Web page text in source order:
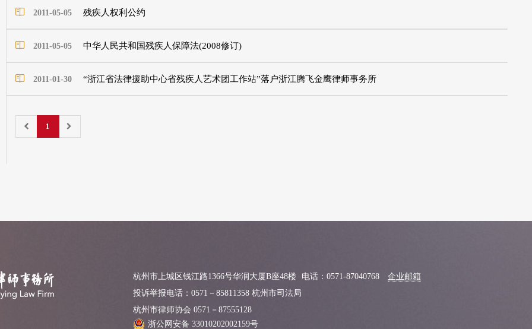
2011-05-05 残疾人权利公约
2011-05-05 中华人民共和国残疾人保障法(2008修订)
2011-01-30 “浙江省法律援助中心省残疾人艺术团工作站”落户浙江腾飞金鹰律师事务所
1
杭州市上城区钱江路1366号华润大厦B座48楼 电话：0571-87040768
企业邮箱
投诉举报电话：0571－85811358 杭州市司法局
杭州市律师协会 0571－87555128
浙公网安备 33010202002159号